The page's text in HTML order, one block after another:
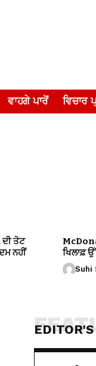
ਵਾਹਗੇ ਪਾਰੋਂ ਵਿਚਾਰ
ਦੀ ਤੋਟ
ਨਹੀਂ
ਖਿਲਾਫ਼
Suhi